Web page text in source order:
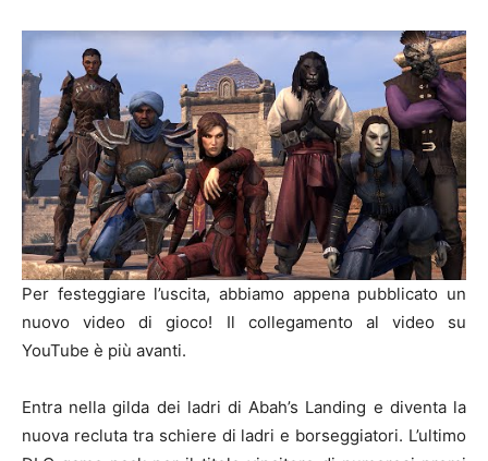
Per festeggiare l’uscita, abbiamo appena pubblicato un
nuovo video di gioco! Il collegamento al video su
YouTube è più avanti.
Entra nella gilda dei ladri di Abah’s Landing e diventa la
nuova recluta tra schiere di ladri e borseggiatori. L’ultimo